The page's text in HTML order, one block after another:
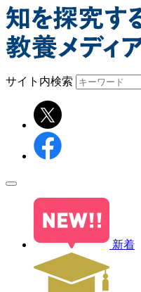
サイト内検索
新着